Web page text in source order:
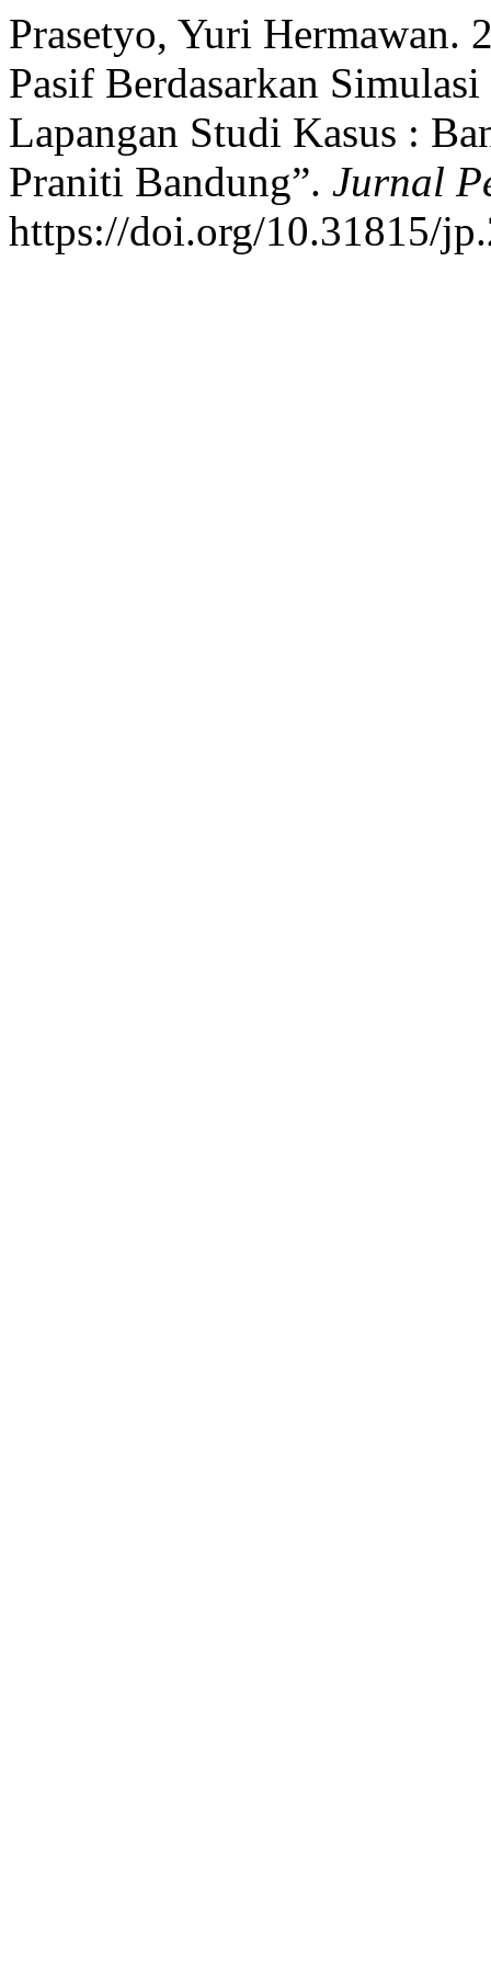
Prasetyo, Yuri Hermawan.
Pasif Berdasarkan
Lapangan Studi Kasus :
Praniti Bandung”. Jurnal
https://doi.org/10.31815/